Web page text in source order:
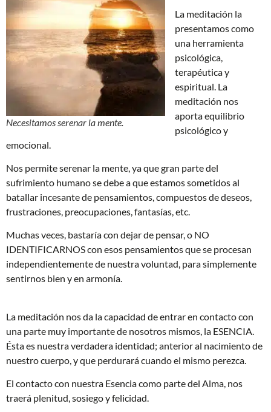
Necesitamos serenar la mente.
La meditación la
presentamos como
una herramienta
psicológica,
terapéutica y
espiritual. La
meditación nos
aporta equilibrio
psicológico y
emocional.
Nos permite serenar la mente, ya que gran parte del
sufrimiento humano se debe a que estamos sometidos al
batallar incesante de pensamientos, compuestos de deseos,
frustraciones, preocupaciones, fantasías, etc.
Muchas veces, bastaría con dejar de pensar, o NO
IDENTIFICARNOS con esos pensamientos que se procesan
independientemente de nuestra voluntad, para simplemente
sentirnos bien y en armonía.
La meditación nos da la capacidad de entrar en contacto con
una parte muy importante de nosotros mismos, la ESENCIA.
Ésta es nuestra verdadera identidad; anterior al nacimiento de
nuestro cuerpo, y que perdurará cuando el mismo perezca.
El contacto con nuestra Esencia como parte del Alma, nos
traerá plenitud, sosiego y felicidad.